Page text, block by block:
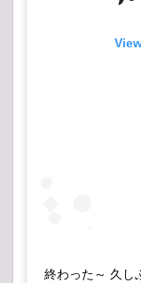
終わった～ 久し